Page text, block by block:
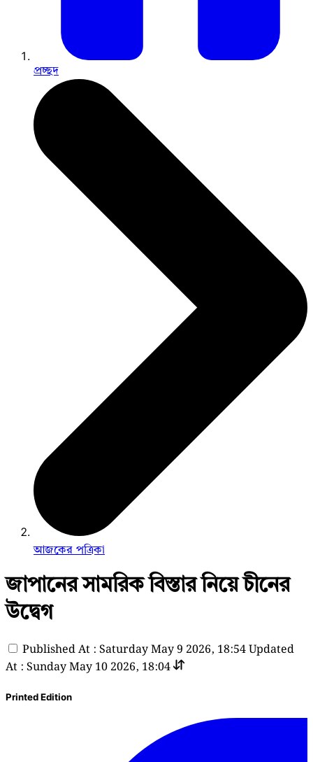
প্রচ্ছদ
আজকের পত্রিকা
জাপানের সামরিক বিস্তার নিয়ে চীনের
উদ্বেগ
Published At : Saturday May 9 2026, 18:54Updated
At : Sunday May 10 2026, 18:04
Printed Edition